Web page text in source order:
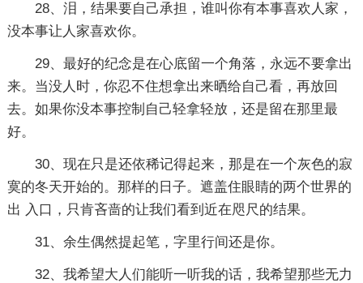
28、泪，结果要自己承担，谁叫你有本事喜欢人家，
没本事让人家喜欢你。
29、最好的纪念是在心底留一个角落，永远不要拿出
来。当没人时，你忍不住想拿出来晒给自己看，再放回
去。如果你没本事控制自己轻拿轻放，还是留在那里最
好。
30、现在只是还依稀记得起来，那是在一个灰色的寂
寞的冬天开始的。那样的日子。遮盖住眼睛的两个世界的
出 入口，只肯吝啬的让我们看到近在咫尺的结果。
31、余生偶然提起笔，字里行间还是你。
32、我希望大人们能听一听我的话，我希望那些无力